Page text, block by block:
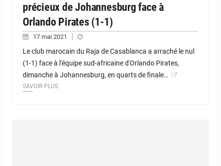
précieux de Johannesburg face à
Orlando Pirates (1-1)
17 mai 2021
Le club marocain du Raja de Casablanca a arraché le nul
(1-1) face à l'équipe sud-africaine d'Orlando Pirates,
dimanche à Johannesburg, en quarts de finale…
SAVOIR PLUS